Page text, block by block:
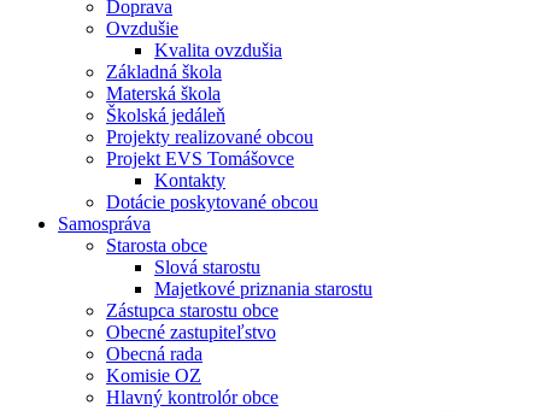
Doprava
Ovzdušie
Kvalita ovzdušia
Základná škola
Materská škola
Školská jedáleň
Projekty realizované obcou
Projekt EVS Tomášovce
Kontakty
Dotácie poskytované obcou
Samospráva
Starosta obce
Slová starostu
Majetkové priznania starostu
Zástupca starostu obce
Obecné zastupiteľstvo
Obecná rada
Komisie OZ
Hlavný kontrolór obce